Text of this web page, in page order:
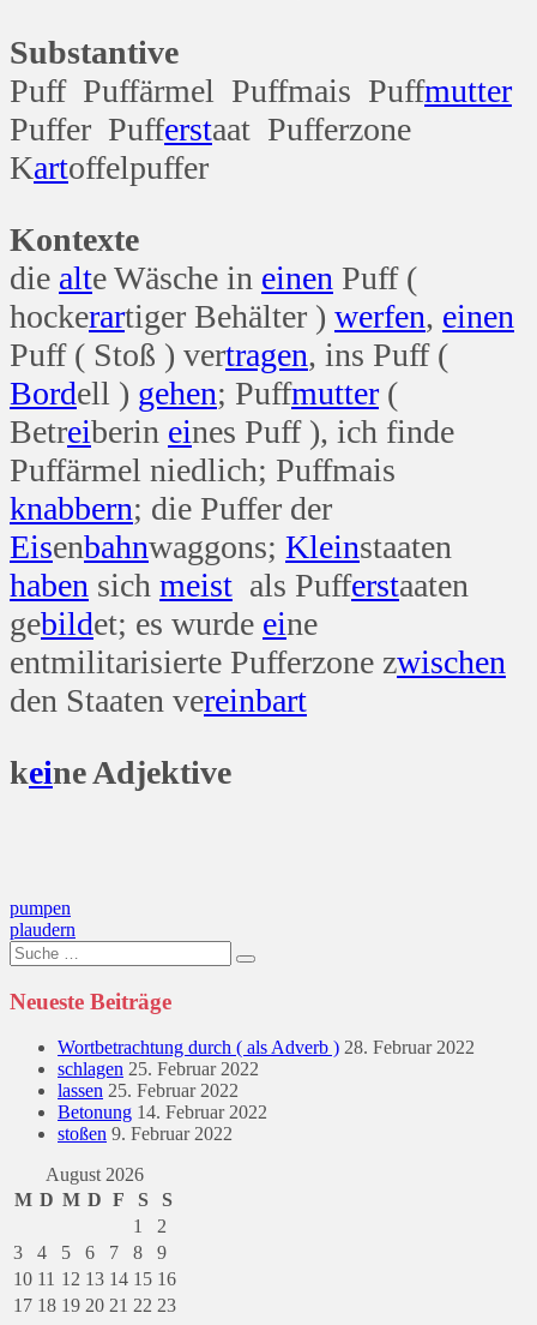
Substantive
Puff Puffärmel Puffmais Puffmutter
Puffer Pufferstaat Pufferzone
Kartoffelpuffer
Kontexte
die alte Wäsche in einen Puff (
hockerartiger Behälter ) werfen, einen
Puff ( Stoß ) vertragen, ins Puff (
Bordell ) gehen; Puffmutter (
Betreiberin eines Puff ), ich finde
Puffärmel niedlich; Puffmais
knabbern; die Puffer der
Eisenbahnwaggons; Kleinstaaten
haben sich meist als Pufferstaaten
gebildet; es wurde eine
entmilitarisierte Pufferzone zwischen
den Staaten vereinbart
keine Adjektive
Beitragsnavigation
pumpen
plaudern
Suche
nach:
Neueste Beiträge
Wortbetrachtung durch ( als Adverb ) 28. Februar 2022
schlagen 25. Februar 2022
lassen 25. Februar 2022
Betonung 14. Februar 2022
stoßen 9. Februar 2022
August 2026
M D M D F S
S
1
2
3
4 5 6 7 8
9
10 11 12 13 14 15 16
17 18 19 20 21 22 23